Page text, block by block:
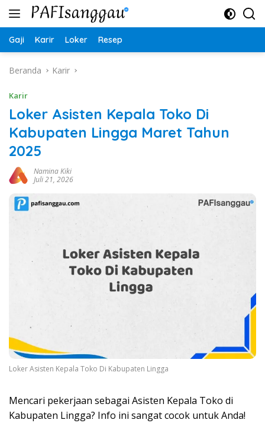
Langsung
Gaji Karir Loker Resep
Beranda Karir
Karir
Loker Asisten Kepala Toko Di
Kabupaten Lingga Maret Tahun
2025
Namina Kiki
Juli 21, 2026
Loker Asisten Kepala Toko Di Kabupaten Lingga
Mencari pekerjaan sebagai Asisten Kepala Toko di
Kabupaten Lingga? Info ini sangat cocok untuk Anda!